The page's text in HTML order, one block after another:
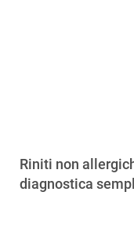
Riniti non
diagnostica